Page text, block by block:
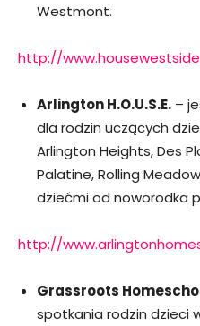
Westmont.
http://
Arlington H.O.U.S.E. –
dla rodzin uczących
Arlington Heights, Des
Palatine, Rolling
dziećmi od noworodka
http://
Grassroots
spotkania rodzin dzieci